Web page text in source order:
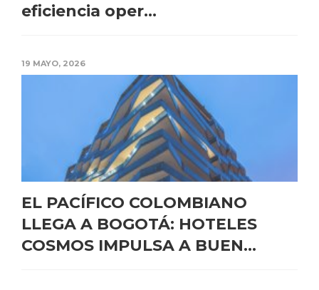
eficiencia oper...
19 MAYO, 2026
EL PACÍFICO COLOMBIANO
LLEGA A BOGOTÁ: HOTELES
COSMOS IMPULSA A BUEN...